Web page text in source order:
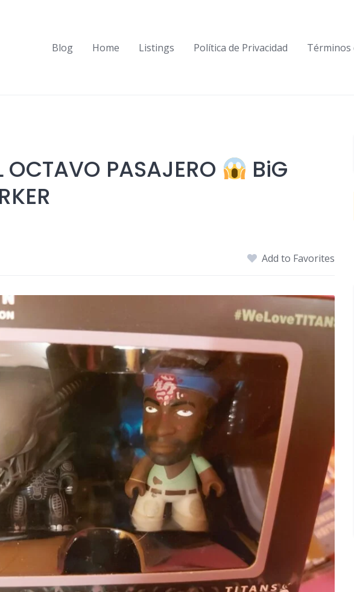
Blog
Home Listings Política de Privacidad Términos
OCTAVO PASAJERO
BiG
Add to Favorites